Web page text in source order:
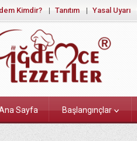
Kimdir? Tanıtım Yasal Uyarı
Sayfa Başlangınçlar